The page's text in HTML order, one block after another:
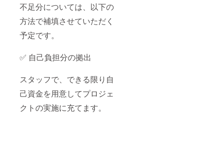
不足分については、以下の
方法で補填させていただく
予定です。
✅ 自己負担分の拠出
スタッフで、できる限り自
己資金を用意してプロジェ
クトの実施に充てます。